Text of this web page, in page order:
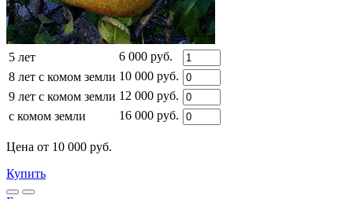
5 лет
6 000 руб.
8 лет с комом земли 10 000 руб.
9 лет с комом земли 12 000 руб.
с комом земли
16 000 руб.
Цена от 10 000 руб.
Купить